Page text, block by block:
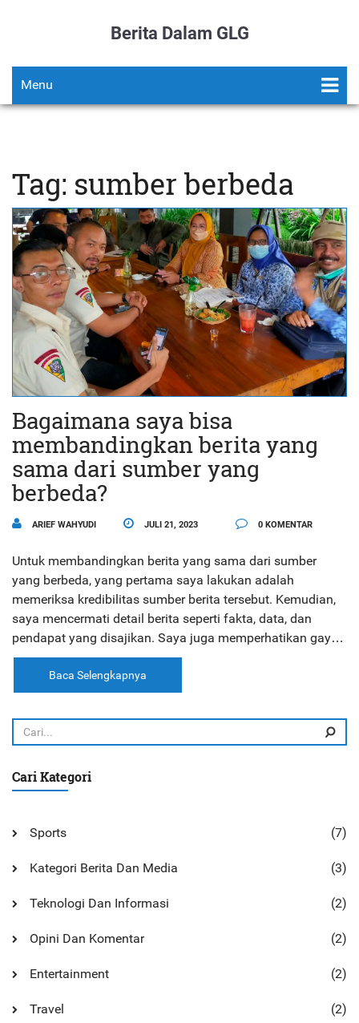
Berita Dalam GLG
Menu
Tag: sumber berbeda
Bagaimana saya bisa
membandingkan berita yang
sama dari sumber yang
berbeda?
ARIEF WAHYUDI JULI 21, 2023 0 KOMENTAR
Untuk membandingkan berita yang sama dari sumber
yang berbeda, yang pertama saya lakukan adalah
memeriksa kredibilitas sumber berita tersebut. Kemudian,
saya mencermati detail berita seperti fakta, data, dan
pendapat yang disajikan. Saya juga memperhatikan gaya
penulisan dan penyajian berita. Selanjutnya, saya analisis
bagaimana perspektif yang berbeda dapat mempengaruhi
interpretasi berita. Terakhir, saya membuat kesimpulan
berdasarkan pemahaman saya tentang berita tersebut dari
sumber-sumber yang berbeda.
Baca Selengkapnya
Cari Kategori
Sports (7)
Kategori Berita Dan Media (3)
Teknologi Dan Informasi (2)
Opini Dan Komentar (2)
Entertainment (2)
Travel (2)